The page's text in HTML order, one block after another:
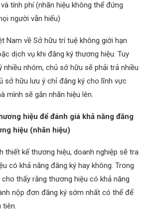
tính phí (nhãn hiệu không thể đứng
người vẫn hiểu)
Nam về Sở hữu trí tuệ không giới hạn
dịch vụ khi đăng ký thương hiệu. Tuy
nhiều nhóm, chủ sở hữu sẽ phải trả nhiều
sở hữu lưu ý chỉ đăng ký cho lĩnh vực
mình sẽ gắn nhãn hiệu lên.
hiệu để đánh giá khả năng đăng
hiệu (nhãn hiệu)
thiết kế thương hiệu, doanh nghiệp sẽ tra
có khả năng đăng ký hay không. Trong
thấy rằng thương hiệu có khả năng
nộp đơn đăng ký sớm nhất có thể để
tiên.